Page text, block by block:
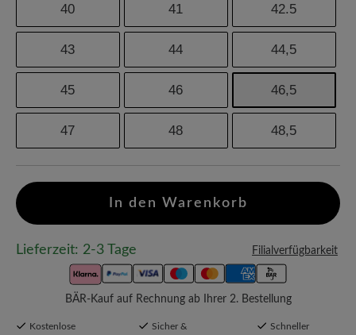
40 41 42.5
43 44 44,5
45 46 46,5
47 48 48,5
In den Warenkorb
Lieferzeit: 2-3 Tage Filialverfügbarkeit
BÄR-Kauf auf Rechnung ab Ihrer 2. Bestellung
Kostenlose
Sicher &
Schneller